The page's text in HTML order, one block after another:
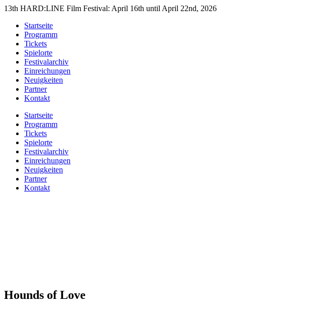
Zum
springen
13th HARD:LINE Film Festival: April 16th until April 22nd, 2026
Startseite
Programm
Tickets
Spielorte
Festivalarchiv
Einreichungen
Neuigkeiten
Partner
Kontakt
Startseite
Programm
Tickets
Spielorte
Festivalarchiv
Einreichungen
Neuigkeiten
Partner
Kontakt
Hounds of Love